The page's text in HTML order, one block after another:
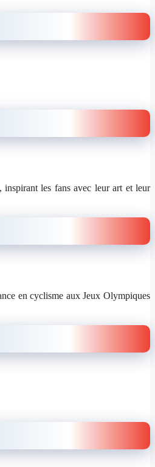
inspirant les fans avec leur art et leur
en cyclisme aux Jeux Olympiques